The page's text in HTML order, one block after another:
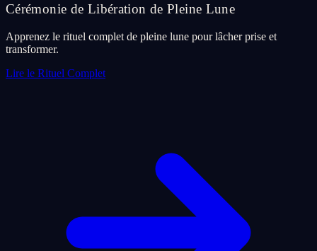
Cérémonie de Libération de Pleine Lune
Apprenez le rituel complet de pleine lune pour lâcher prise et
transformer.
Lire le Rituel Complet